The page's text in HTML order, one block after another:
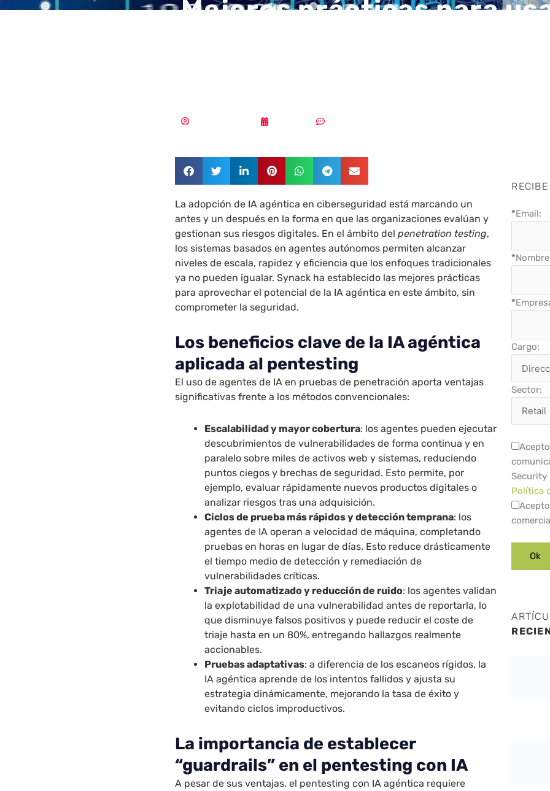
Mejores prácticas para
La adopción de IA agéntica en ciberseguridad está marcando un
antes y un después en la forma en que las organizaciones evalúan y
gestionan sus riesgos digitales. En el ámbito delpenetration testing,
los sistemas basados en agentes autónomos permiten alcanzar
niveles de escala, rapidez y eficiencia que los enfoques tradicionales
ya no pueden igualar. Synack ha establecido las mejores prácticas
para aprovechar el potencial de la IA agéntica en este ámbito, sin
comprometer la seguridad.
Los beneficios clave de la IA agéntica
aplicada al pentesting
El uso de agentes de IA en pruebas de penetración aporta ventajas
significativas frente a los métodos convencionales:
Escalabilidad y mayor cobertura: los agentes pueden ejecutar
descubrimientos de vulnerabilidades de forma continua y en
paralelo sobre miles de activos web y sistemas, reduciendo
puntos ciegos y brechas de seguridad. Esto permite, por
ejemplo, evaluar rápidamente nuevos productos digitales o
analizar riesgos tras una adquisición.
Ciclos de prueba más rápidos y detección temprana: los
agentes de IA operan a velocidad de máquina, completando
pruebas en horas en lugar de días. Esto reduce drásticamente
el tiempo medio de detección y remediación de
vulnerabilidades críticas.
Triaje automatizado y reducción de ruido: los agentes validan
la explotabilidad de una vulnerabilidad antes de reportarla, lo
que disminuye falsos positivos y puede reducir el coste de
triaje hasta en un 80%, entregando hallazgos realmente
accionables.
Pruebas adaptativas: a diferencia de los escaneos rígidos, la
IA agéntica aprende de los intentos fallidos y ajusta su
estrategia dinámicamente, mejorando la tasa de éxito y
evitando ciclos improductivos.
La importancia de establecer
“guardrails” en el pentesting con IA
A pesar de sus ventajas, el pentesting con IA agéntica requiere
*Email:
*
*
Cargo:
Sector:
Security
Política